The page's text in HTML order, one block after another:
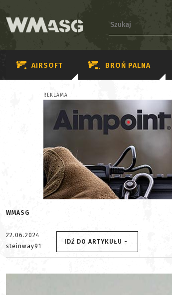
AIRSOFT BROŃ PALNA
REKLAMA
WMASG
22.06.2024
steinway91
IDŹ DO ARTYKUŁU -